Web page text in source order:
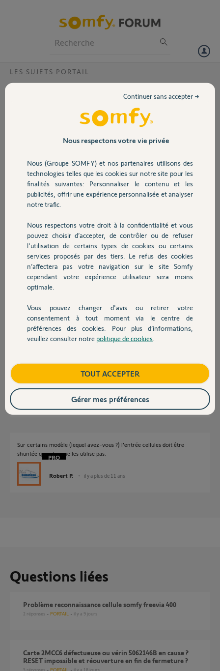
Volet
Sécurité
Domotique
Chauffage
Autres produits
Devis avec un pro
Contact
LES SUJETS PORTAIL
pourquoi le voyant alarme reste t il allumé
? cellules debranchees , les moteurs ne
fonctionnent pas?
les cellules , les moteurs ne fonctinnent pas .
Christine H.
il y a plus de 11 ans
Participer au fil de discussion
Réponses
Bonjour,
C'est sans doute en panne.
Robert P.
Bon déjà il serait oportun d'indiquer le modèle dont il s'agit concernant
votre automatisme....
coup d'oeil sur la notice pourrait déjà vous être d'une grande aide.
Sébastien L. il y a plus de 11 ans
Sur certains modèle (lequel avez-vous ?) l'entrée cellules doit être
shuntée quand on ne les utilise pas.
Robert P. il y a plus de 11 ans
Questions liées
Problème reconnaissance cellule somfy freevia 400
2 réponses PORTAIL il y a 9 jours
Carte 2MCC6 défectueuse ou vérin 5062146B en cause ?
RESET impossible et réouverture en fin de fermeture ?
5 réponses PORTAIL il y a 18 jours
Nous respectons votre vie privée
Nous (Groupe SOMFY) et nos partenaires utilisons des
technologies telles que les cookies sur notre site pour les
finalités suivantes: Personnaliser le contenu et les
publicités, offrir une expérience personnalisée et analyser
notre trafic.
Nous respectons votre droit à la confidentialité et vous
pouvez choisir d’accepter, de contrôler ou de refuser
l'utilisation de certains types de cookies ou certains
services proposés par des tiers. Le refus des cookies
n’affectera pas votre navigation sur le site Somfy
cependant votre expérience utilisateur sera moins
optimale.
Vous pouvez changer d'avis ou retirer votre
consentement à tout moment via le centre de
préférences des cookies. Pour plus d’informations,
veuillez consulter notre politique de cookies
Continuer sans accepter →
TOUT ACCEPTER
Gérer mes préférences